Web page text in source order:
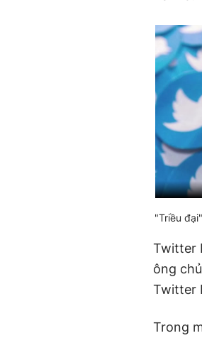
"Triều
Twitter
ông
Twitter
Trong